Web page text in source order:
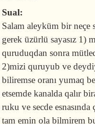
Sual:
Salam aleyküm bir neçe
gerek üzürlü sayasız 1)
quruduqdan sonra
2)mizi quruyub ve
biliremse oranı yumaq
etsemde kanalda qalır
ruku ve secde esnasında
tam emin ola bilmirem